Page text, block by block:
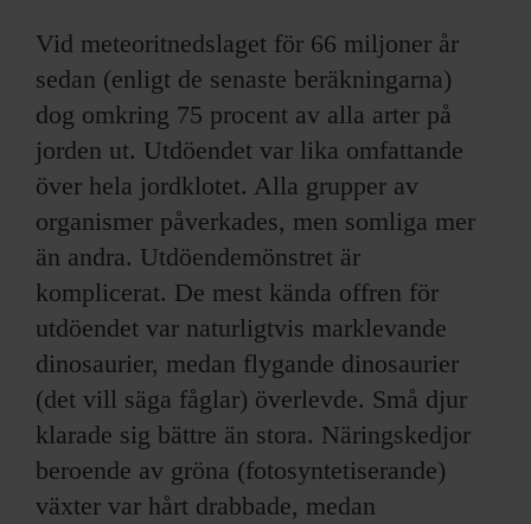
Vid meteoritnedslaget för 66 miljoner år
sedan (enligt de senaste beräkningarna)
dog omkring 75 procent av alla arter på
jorden ut. Utdöendet var lika omfattande
över hela jordklotet. Alla grupper av
organismer påverkades, men somliga mer
än andra. Utdöendemönstret är
komplicerat. De mest kända offren för
utdöendet var naturligtvis marklevande
dinosaurier, medan flygande dinosaurier
(det vill säga fåglar) överlevde. Små djur
klarade sig bättre än stora. Näringskedjor
beroende av gröna (fotosyntetiserande)
växter var hårt drabbade, medan